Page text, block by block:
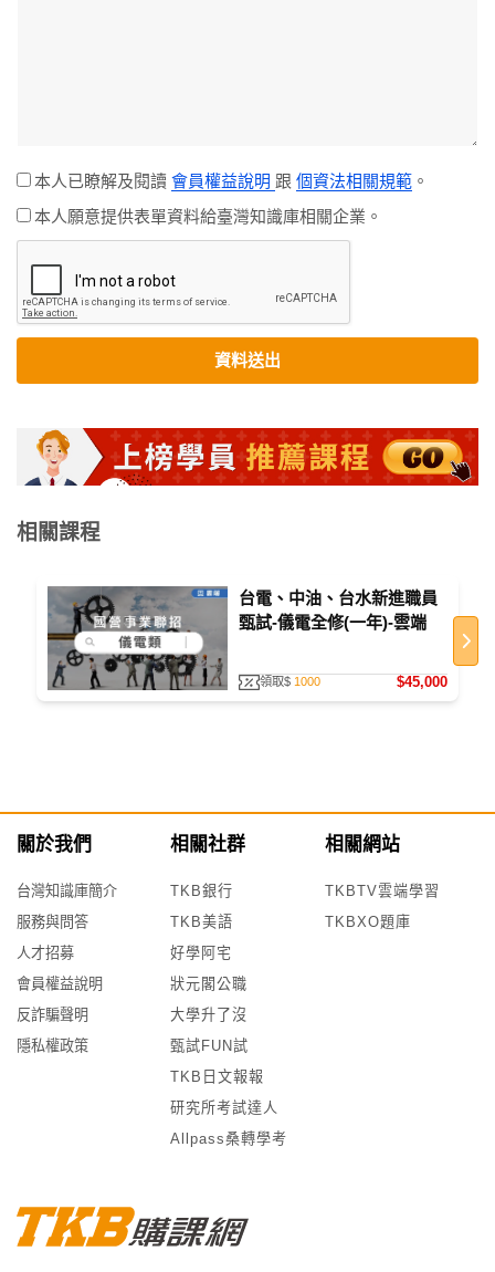
本人已瞭解及閱讀 會員權益說明 跟 個資法相關規範 。
本人願意提供表單資料給臺灣知識庫相關企業。
資料送出
相關課程
台電、中油、台水新進職員
甄試-儀電全修(一年)-雲端
領取$ 1000 $45,000
關於我們
台灣知識庫簡介
服務與問答
人才招募
會員權益說明
反詐騙聲明
隱私權政策
相關社群
TKB銀行
TKB美語
好學阿宅
狀元閣公職
大學升了沒
甄試FUN試
TKB日文報報
研究所考試達人
Allpass桑轉學考
相關網站
TKBTV雲端學習
TKBXO題庫